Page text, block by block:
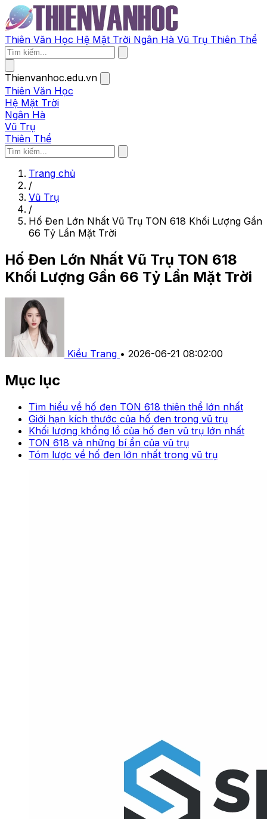
Thiên Văn Học Hệ Mặt Trời Ngân Hà Vũ Trụ Thiên Thể
Thienvanhoc.edu.vn
Thiên Văn Học
Hệ Mặt Trời
Ngân Hà
Vũ Trụ
Thiên Thể
Trang chủ
/
Vũ Trụ
/
Hố Đen Lớn Nhất Vũ Trụ TON 618 Khối Lượng Gần
66 Tỷ Lần Mặt Trời
Hố Đen Lớn Nhất Vũ Trụ TON 618
Khối Lượng Gần 66 Tỷ Lần Mặt Trời
Kiều Trang • 2026-06-21 08:02:00
Mục lục
Tìm hiểu về hố đen TON 618 thiên thể lớn nhất
Giới hạn kích thước của hố đen trong vũ trụ
Khối lượng khổng lồ của hố đen vũ trụ lớn nhất
TON 618 và những bí ẩn của vũ trụ
Tóm lược về hố đen lớn nhất trong vũ trụ